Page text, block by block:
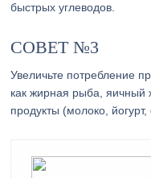
быстрых углеводов.
СОВЕТ №3
Увеличьте потребление
как жирная рыба, яичный
продукты (молоко, йогурт,